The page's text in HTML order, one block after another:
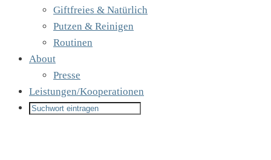
Giftfreies & Natürlich
Putzen & Reinigen
Routinen
About
Presse
Leistungen/Kooperationen